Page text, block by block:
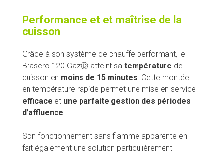
Performance et et maîtrise de la
cuisson
Grâce à son système de chauffe performant, le
Brasero 120 GazⒹ atteint sa température de
cuisson en moins de 15 minutes. Cette montée
en température rapide permet une mise en service
efficace et une parfaite gestion des périodes
d’affluence.
Son fonctionnement sans flamme apparente en
fait également une solution particulièrement